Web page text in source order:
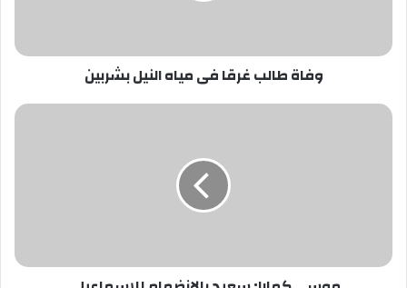
وفاة طالب غرقا فى مياه النيل بشربين
موسى